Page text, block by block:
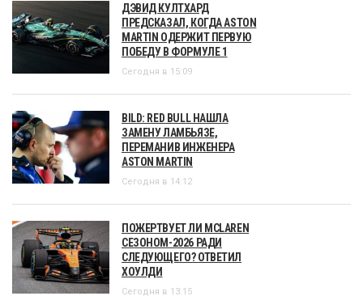
ДЭВИД КУЛТХАРД
ПРЕДСКАЗАЛ, КОГДА ASTON
MARTIN ОДЕРЖИТ ПЕРВУЮ
ПОБЕДУ В ФОРМУЛЕ 1
Сегодня в 15:09
BILD: RED BULL НАШЛА
ЗАМЕНУ ЛАМБЬЯЗЕ,
ПЕРЕМАНИВ ИНЖЕНЕРА
ASTON MARTIN
Сегодня в 14:12
ПОЖЕРТВУЕТ ЛИ MCLAREN
СЕЗОНОМ-2026 РАДИ
СЛЕДУЮЩЕГО? ОТВЕТИЛ
ХОУЛДИ
Сегодня в 13:15